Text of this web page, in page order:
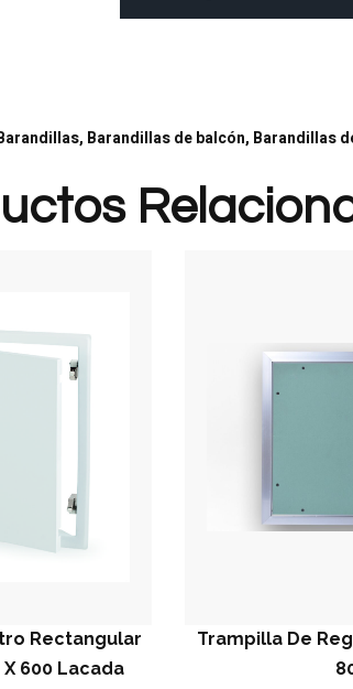
Barandillas de balcón, Barandillas
Trampilla De Registro 15 Mm